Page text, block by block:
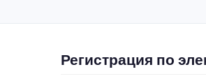
Регистрация по